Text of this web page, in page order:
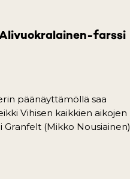
farssi
päänäyttämöllä saa
Vihisen kaikkien aikojen
Granfelt (Mikko Nousiainen)